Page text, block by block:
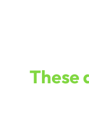
These